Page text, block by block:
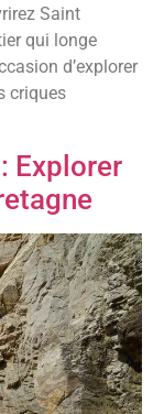
Saint
qui longe
d’explorer
criques
Explorer